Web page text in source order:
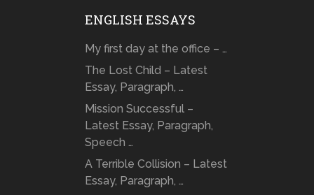
ENGLISH ESSAYS
My first day at the office – …
The Lost Child – Latest
Essay, Paragraph, …
Mission Successful –
Latest Essay, Paragraph,
Speech …
A Terrible Collision – Latest
Essay, Paragraph, …